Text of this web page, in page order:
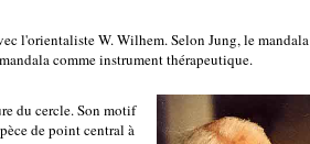
l'orientaliste W. Wilhem. Selon Jung, le mandala
comme instrument thérapeutique.
du cercle. Son motif
de point central à